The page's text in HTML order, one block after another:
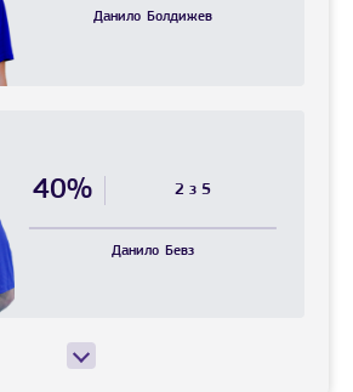
Данило Болдижев
40% 2 з 5
Данило Бевз